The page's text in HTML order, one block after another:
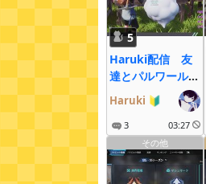
5
Haruki配信 友
達とパルワールド
する
Haruki 🔰
3 03:27
その他